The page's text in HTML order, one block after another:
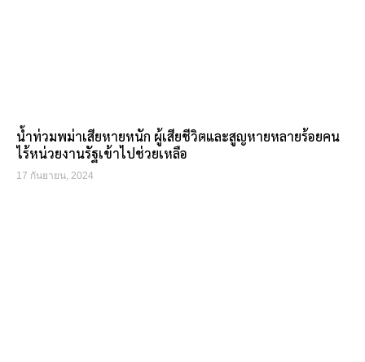
น้ำท่วมพม่าเสียหายหนัก ผู้เสียชีวิตและสูญหายหลายร้อยคน
ไร้หน่วยงานรัฐเข้าไปช่วยเหลือ
17 กันยายน, 2024